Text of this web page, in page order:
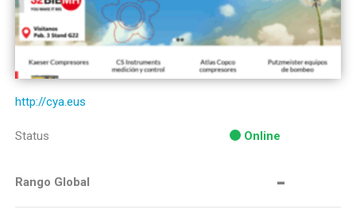
http://cya.eus
Status Online
Rango Global -